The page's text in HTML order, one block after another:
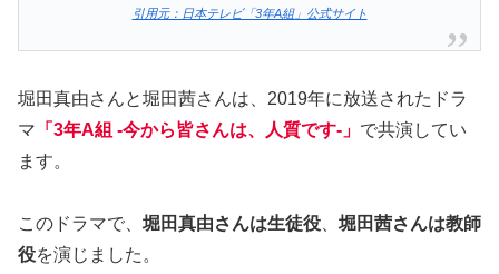
引用元：日本テレビ「3年A組」公式サイト
堀田真由さんと堀田茜さんは、2019年に放送されたドラ
マ 「3年A組 -今から皆さんは、人質です-」 で共演してい
ます。
このドラマで、 堀田真由さんは生徒役
堀田茜さんは教師
役を演じました。